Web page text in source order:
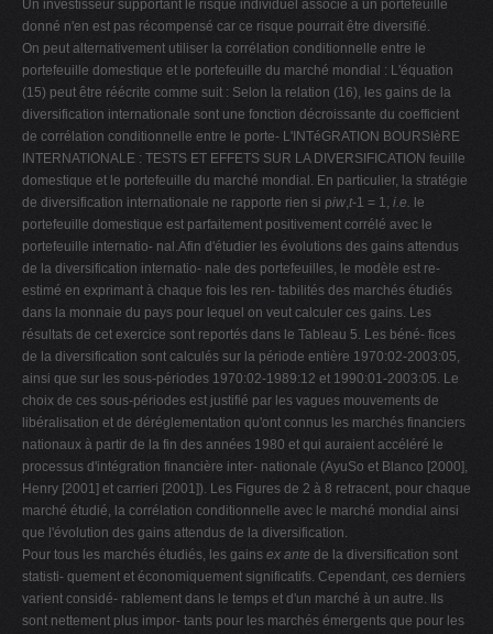
Un investisseur supportant le risque individuel associé à un portefeuille
donné n'en est pas récompensé car ce risque pourrait être diversifié.
On peut alternativement utiliser la corrélation conditionnelle entre le
portefeuille domestique et le portefeuille du marché mondial : L'équation
(15) peut être réécrite comme suit : Selon la relation (16), les gains de la
diversification internationale sont une fonction décroissante du coefficient
de corrélation conditionnelle entre le porte- L'INTéGRATION BOURSIèRE
INTERNATIONALE : TESTS ET EFFETS SUR LA DIVERSIFICATION feuille
domestique et le portefeuille du marché mondial. En particulier, la stratégie
de diversification internationale ne rapporte rien si ρiw,t-1 = 1, i.e. le
portefeuille domestique est parfaitement positivement corrélé avec le
portefeuille internatio- nal.Afin d'étudier les évolutions des gains attendus
de la diversification internatio- nale des portefeuilles, le modèle est re-
estimé en exprimant à chaque fois les ren- tabilités des marchés étudiés
dans la monnaie du pays pour lequel on veut calculer ces gains. Les
résultats de cet exercice sont reportés dans le Tableau 5. Les béné- fices
de la diversification sont calculés sur la période entière 1970:02-2003:05,
ainsi que sur les sous-périodes 1970:02-1989:12 et 1990:01-2003:05. Le
choix de ces sous-périodes est justifié par les vagues mouvements de
libéralisation et de déréglementation qu'ont connus les marchés financiers
nationaux à partir de la fin des années 1980 et qui auraient accéléré le
processus d'intégration financière inter- nationale (AyuSo et Blanco [2000],
Henry [2001] et carrieri [2001]). Les Figures de 2 à 8 retracent, pour chaque
marché étudié, la corrélation conditionnelle avec le marché mondial ainsi
que l'évolution des gains attendus de la diversification.
Pour tous les marchés étudiés, les gains ex ante de la diversification sont
statisti- quement et économiquement significatifs. Cependant, ces derniers
varient considé- rablement dans le temps et d'un marché à un autre. Ils
sont nettement plus impor- tants pour les marchés émergents que pour les